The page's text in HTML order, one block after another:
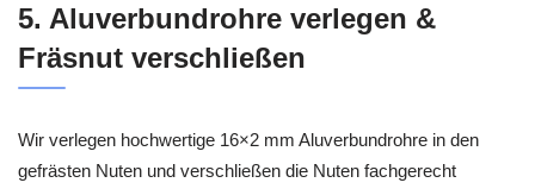
5. Aluverbundrohre verlegen &
Fräsnut verschließen
Wir verlegen hochwertige 16×2 mm Aluverbundrohre in den
gefrästen Nuten und verschließen die Nuten fachgerecht